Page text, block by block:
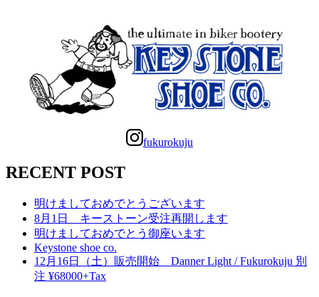
fukurokuju
RECENT POST
明けましておめでとうございます
8月1日 キーストーン受注再開します
明けましておめでとう御座います
Keystone shoe co.
12月16日（土）販売開始 Danner Light / Fukurokuju 別
注 ¥68000+Tax